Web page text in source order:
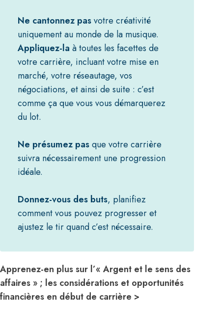
Ne cantonnez pasvotre créativité
uniquement au monde de la musique.
Appliquez-la à toutes les facettes de
votre carrière, incluant votre mise en
marché, votre réseautage, vos
négociations, et ainsi de suite : c’est
comme ça que vous vous démarquerez
du lot.
Ne présumez pasque votre carrière
suivra nécessairement une progression
idéale.
Donnez-vous des buts, planifiez
comment vous pouvez progresser et
ajustez le tir quand c’est nécessaire.
Apprenez-en plus sur l’« Argent et le sens des
affaires » ; les considérations et opportunités
financières en début de carrière >